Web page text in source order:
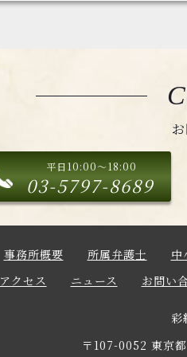
平日10:00～18:00
03-5797-8689
事務所概要 所属弁護士 中
アクセス
ニュース お問い
彩
〒107-0052 東京